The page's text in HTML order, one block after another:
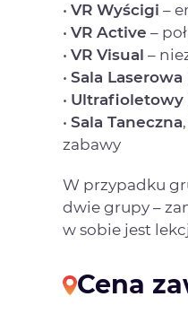
• VR Wyścigi –
• VR Active –
• VR Visual –
• Sala Laserowa
• Ultrafioletowy
• Sala Taneczna,
zabawy
W przypadku
dwie grupy –
w sobie jest
Cena